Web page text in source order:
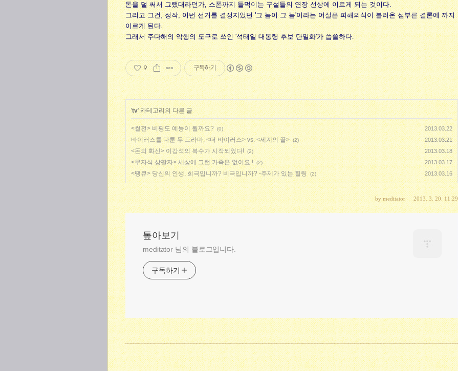
돈을 덜 써서 그랬대라던가, 스폰까지 들먹이는 구설들의 연장 선상에 이르게 되는 것이다.
그리고 그건, 정작, 이번 선거를 결정지었던 '그 놈이 그 놈'이라는 어설픈 피해의식이 불러온 섣부른 결론에 까지
이르게 된다.
그래서 주다해의 악행의 도구로 쓰인 '석태일 대통령 후보 단일화'가 씁쓸하다.
9 구독하기
'tv' 카테고리의 다른 글
<썰전> 비평도 예능이 될까요? (0) 2013.03.22
바이러스를 다룬 두 드라마, <더 바이러스> vs. <세계의 끝> (2) 2013.03.21
<돈의 화신> 이강석의 복수가 시작되었다! (2) 2013.03.18
<무자식 상팔자> 세상에 그런 가족은 없어요 ! (2) 2013.03.17
<땡큐> 당신의 인생, 희극입니까? 비극입니까? -주제가 있는 힐링 (2) 2013.03.16
bymeditator 2013. 3. 20. 11:29
톺아보기
meditator 님의 블로그입니다.
구독하기